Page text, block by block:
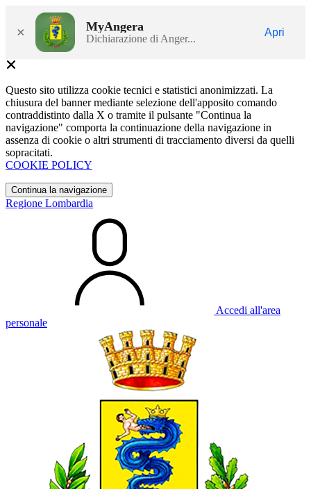
× MyAngera
Dichiarazione di Anger...
Apri
Questo sito utilizza cookie tecnici e statistici anonimizzati. La
chiusura del banner mediante selezione dell'apposito comando
contraddistinto dalla X o tramite il pulsante "Continua la
navigazione" comporta la continuazione della navigazione in
assenza di cookie o altri strumenti di tracciamento diversi da quelli
sopracitati.
COOKIE POLICY
Continua la navigazione
Regione Lombardia
Accedi all'area
personale